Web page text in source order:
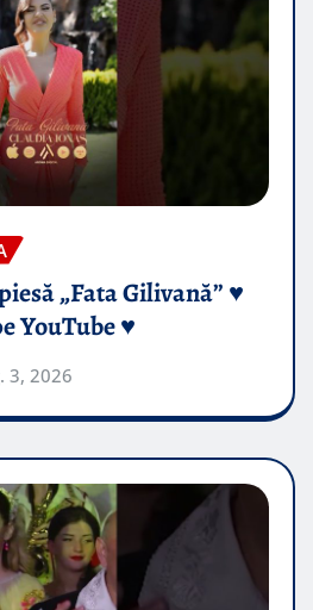
„Fata Gilivană” ♥️
YouTube ♥️
3, 2026